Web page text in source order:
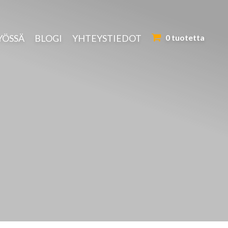
BLOGI YHTEYSTIEDOT 0 tuotetta